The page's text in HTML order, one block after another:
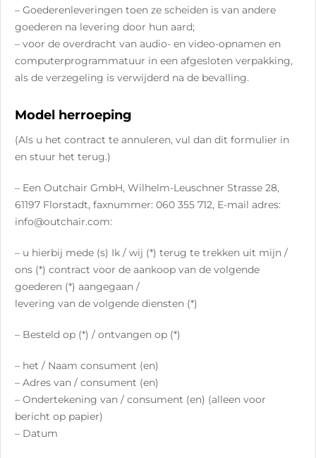
– Goederenleveringen toen ze scheiden is van andere
goederen na levering door hun aard;
– voor de overdracht van audio- en video-opnamen en
computerprogrammatuur in een afgesloten verpakking,
als de verzegeling is verwijderd na de bevalling.
Model herroeping
(Als u het contract te annuleren, vul dan dit formulier in
en stuur het terug.)
– Een Outchair GmbH, Wilhelm-Leuschner Strasse 28,
61197 Florstadt, faxnummer: 060 355 712, E-mail adres:
info@outchair.com:
– u hierbij mede (s) Ik / wij (*) terug te trekken uit mijn /
ons (*) contract voor de aankoop van de volgende
goederen (*) aangegaan /
levering van de volgende diensten (*)
– Besteld op (*) / ontvangen op (*)
– het / Naam consument (en)
– Adres van / consument (en)
– Ondertekening van / consument (en) (alleen voor
bericht op papier)
– Datum